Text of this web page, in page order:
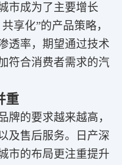
市成为了主要增长
享化”的产品策略，
透率，期望通过技术
符合消费者需求的汽
重
牌的要求越来越高，
及售后服务。日产深
市的布局更注重提升